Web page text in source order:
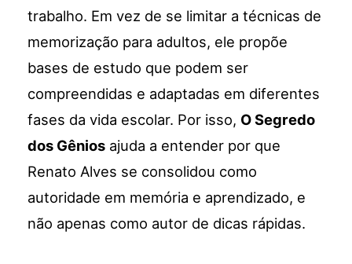
trabalho. Em vez de se limitar a técnicas de
memorização para adultos, ele propõe
bases de estudo que podem ser
compreendidas e adaptadas em diferentes
fases da vida escolar. Por isso, O Segredo
dos Gênios ajuda a entender por que
Renato Alves se consolidou como
autoridade em memória e aprendizado, e
não apenas como autor de dicas rápidas.